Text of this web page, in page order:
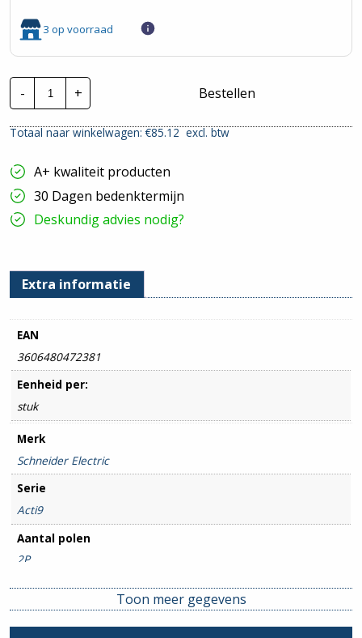
3 op voorraad
-
Schneider
Acti9
Alamat
A9D43616
16A
1P+N
300mA
C-
Kar.
6Ka
+ Bestellen
Totaal naar winkelwagen: €85.12excl. btw
A+ kwaliteit producten
30 Dagen bedenktermijn
Deskundig advies nodig?
Extra informatie
EAN
3606480472381
Eenheid per:
stuk
Merk
Schneider Electric
Serie
Acti9
Aantal polen
2P
Amperage
16A
Toon meer gegevens